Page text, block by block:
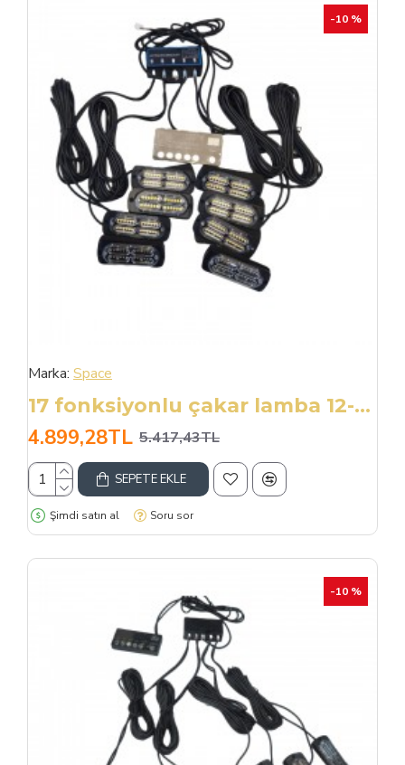
-10 %
Marka: Space
17 fonksiyonlu çakar lamba 12-30v 24 led 8 adet kırmızı*mavi set / LAPA548
4.899,28TL 5.417,43TL
SEPETE EKLE
Şimdi satın al Soru sor
-10 %